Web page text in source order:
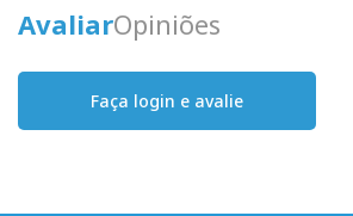
AvaliarOpiniões
Faça login e avalie